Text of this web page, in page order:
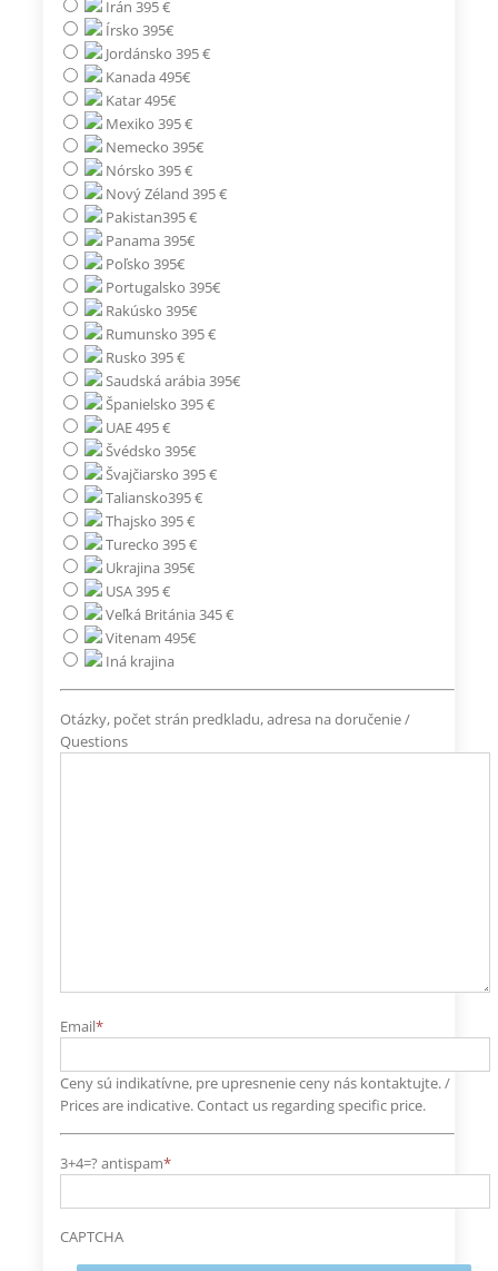
Irán 395 €
Írsko 395€
Jordánsko 395 €
Kanada 495€
Katar 495€
Mexiko 395 €
Nemecko 395€
Nórsko 395 €
Nový Zéland 395 €
Pakistan395 €
Panama 395€
Poľsko 395€
Portugalsko 395€
Rakúsko 395€
Rumunsko 395 €
Rusko 395 €
Saudská arábia 395€
Španielsko 395 €
UAE 495 €
Švédsko 395€
Švajčiarsko 395 €
Taliansko395 €
Thajsko 395 €
Turecko 395 €
Ukrajina 395€
USA 395 €
Veľká Británia 345 €
Vitenam 495€
Iná krajina
Otázky, počet strán predkladu, adresa na doručenie /
Questions
Email*
Ceny sú indikatívne, pre upresnenie ceny nás kontaktujte. /
Prices are indicative. Contact us regarding specific price.
3+4=? antispam*
CAPTCHA